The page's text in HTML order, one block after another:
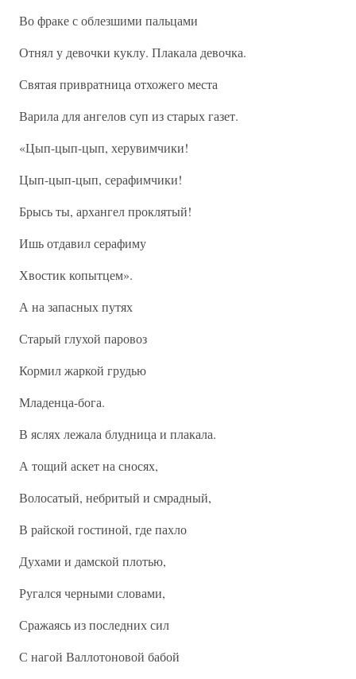
Во фраке с облезшими пальцами
Отнял у девочки куклу. Плакала девочка.
Святая привратница отхожего места
Варила для ангелов суп из старых газет.
«Цып-цып-цып, херувимчики!
Цып-цып-цып, серафимчики!
Брысь ты, архангел проклятый!
Ишь отдавил серафиму
Хвостик копытцем».
А на запасных путях
Старый глухой паровоз
Кормил жаркой грудью
Младенца-бога.
В яслях лежала блудница и плакала.
А тощий аскет на сносях,
Волосатый, небритый и смрадный,
В райской гостиной, где пахло
Духами и дамской плотью,
Ругался черными словами,
Сражаясь из последних сил
С нагой Валлотоновой бабой